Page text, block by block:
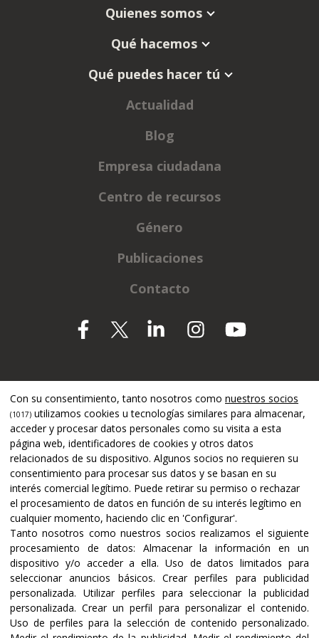
Quienes somos
Qué hacemos
Qué puedes hacer tú
Actualidad
Blog
Empresa ciudadana
Centro de recursos
Género
Publicaciones
Contacto
Certificaciones y acreditaciones
Con su consentimiento, tanto nosotros como nuestros socios
(1017) utilizamos cookies u tecnologías similares para almacenar,
acceder y procesar datos personales como su visita a esta
página web, identificadores de cookies y otros datos
relacionados de su dispositivo. Algunos socios no requieren su
consentimiento para procesar sus datos y se basan en su
interés comercial legítimo. Puede retirar su permiso o rechazar
el procesamiento de datos en función de su interés legítimo en
cualquier momento, haciendo clic en 'Configurar'.
Tanto nosotros como nuestros socios realizamos el siguiente
procesamiento de datos: Almacenar la información en un
dispositivo y/o acceder a ella. Uso de datos limitados para
seleccionar anuncios básicos.Crear perfiles para publicidad
personalizada. Utilizar perfiles para seleccionar la publicidad
personalizada.Crear un perfil para personalizar el contenido.
Uso de perfiles para la selección de contenido personalizado.